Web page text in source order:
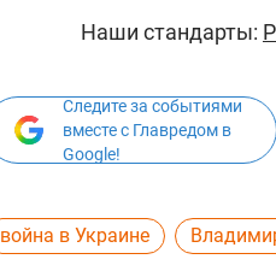
Наши стандарты:
Следите за событиями
вместе с Главредом в
Google!
война в Украине